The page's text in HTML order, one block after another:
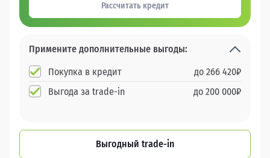
Рассчитать кредит
Примените дополнительные выгоды:
Покупка в кредит
до 266 420₽
Выгода за trade-in
до 200 000₽
Выгодный trade-in